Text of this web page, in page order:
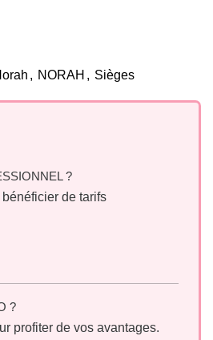
, NORAH , Sièges
?
de tarifs
?
profiter de vos avantages.